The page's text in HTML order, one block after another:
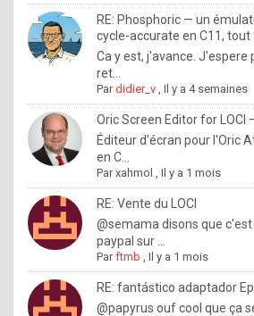
.
I
f
y
o
u
w
a
n
t
o
RE: Phosphoric — un
cycle-accurate en C11, tout
Ca y est, j'avance.
ret...
Pardidier_v ,Il y a 4 semaines
Oric Screen Editor for LOCI
Éditeur d'écran pour l'Oric
en C...
Parxahmol ,Il y a 1 mois
RE: Vente du LOCI
@semama disons que
paypal sur ...
Parftmb ,Il y a 1 mois
RE: fantástico adaptador
@papyrus ouf cool que ça